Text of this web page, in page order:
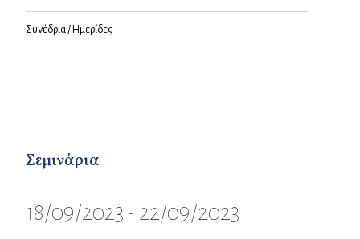
Συνέδρια / Ημερίδες
Σεμινάρια
18/09/2023 - 22/09/2023